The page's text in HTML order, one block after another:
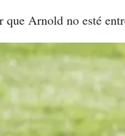
Arnold no esté